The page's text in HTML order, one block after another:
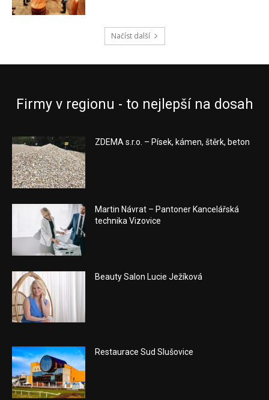
Načíst další
Firmy v regionu - to nejlepší na dosah
ZDEMA s.r.o. – Písek, kámen, štěrk, beton
Martin Návrat – Pantoner Kancelářská
technika Vizovice
Beauty Salon Lucie Ježíková
Restaurace Sud Slušovice